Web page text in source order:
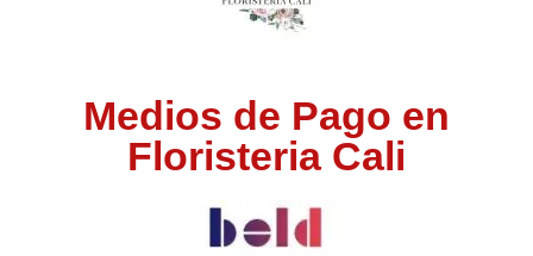
Medios de Pago en
Floristeria Cali